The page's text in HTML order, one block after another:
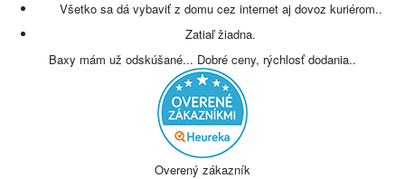
Všetko sa dá vybaviť z domu cez internet aj dovoz kuriérom..
Zatiaľ žiadna.
Baxy mám už odskúšané... Dobré ceny, rýchlosť dodania..
Overený zákazník